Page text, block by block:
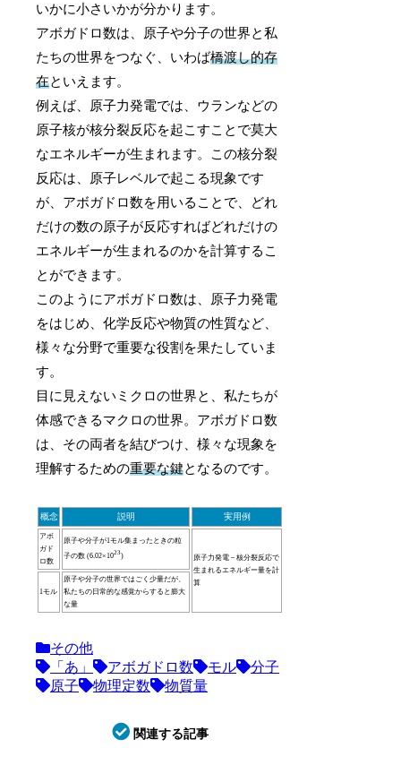
いかに小さいかが分かります。
アボガドロ数は、原子や分子の世界と私
たちの世界をつなぐ、いわば橋渡し的存
在といえます。
例えば、原子力発電では、ウランなどの
原子核が核分裂反応を起こすことで莫大
なエネルギーが生まれます。この核分裂
反応は、原子レベルで起こる現象です
が、アボガドロ数を用いることで、どれ
だけの数の原子が反応すればどれだけの
エネルギーが生まれるのかを計算するこ
とができます。
このようにアボガドロ数は、原子力発電
をはじめ、化学反応や物質の性質など、
様々な分野で重要な役割を果たしていま
す。
目に見えないミクロの世界と、私たちが
体感できるマクロの世界。アボガドロ数
は、その両者を結びつけ、様々な現象を
理解するための重要な鍵となるのです。
概念 説明 実用例
アボ
ガド
ロ数
原子や分子が1モル集まったときの粒
子の数 (6.02×1023)
原子力発電 – 核分裂反応で
生まれるエネルギー量を計
算
1モル
原子や分子の世界ではごく少量だが、
私たちの日常的な感覚からすると膨大
な量
その他
「あ」
アボガドロ数 モル
分子
原子
物理定数 物質量
関連する記事